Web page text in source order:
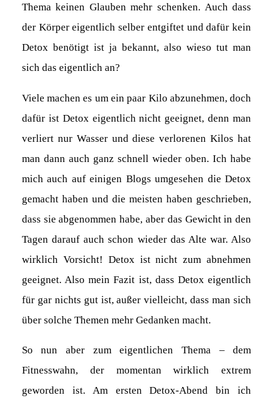
Thema keinen Glauben mehr schenken. Auch dass
der Körper eigentlich selber entgiftet und dafür kein
Detox benötigt ist ja bekannt, also wieso tut man
sich das eigentlich an?
Viele machen es um ein paar Kilo abzunehmen, doch
dafür ist Detox eigentlich nicht geeignet, denn man
verliert nur Wasser und diese verlorenen Kilos hat
man dann auch ganz schnell wieder oben. Ich habe
mich auch auf einigen Blogs umgesehen die Detox
gemacht haben und die meisten haben geschrieben,
dass sie abgenommen habe, aber das Gewicht in den
Tagen darauf auch schon wieder das Alte war. Also
wirklich Vorsicht! Detox ist nicht zum abnehmen
geeignet. Also mein Fazit ist, dass Detox eigentlich
für gar nichts gut ist, außer vielleicht, dass man sich
über solche Themen mehr Gedanken macht.
So nun aber zum eigentlichen Thema – dem
Fitnesswahn, der momentan wirklich extrem
geworden ist. Am ersten Detox-Abend bin ich